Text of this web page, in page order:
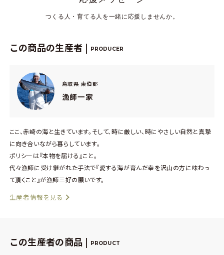
つくる人・育てる人を一緒に応援しませんか。
この商品の生産者 | PRODUCER
鳥取県 東伯郡
漁師一家
ここ、赤崎の海と生きています。そして、時に厳しい、時にやさしい自然と真摯
に向き合いながら暮らしています。
ポリシーは『本物を届ける』こと。
代々漁師に受け継がれた手法で『愛する海が育んだ幸を沢山の方に味わっ
て頂くこと』が漁師三好の願いです。
生産者情報を見る
この生産者の商品 | PRODUCT